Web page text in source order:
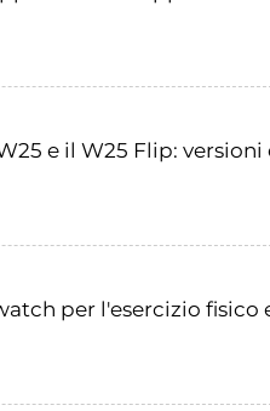
e il W25 Flip:
per l'esercizio